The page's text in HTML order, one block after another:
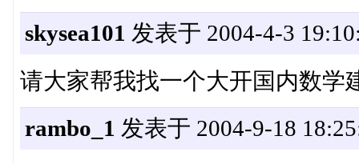
skysea101 发表于 2004-4-3
请大家帮我找一个大开国内数学
rambo_1 发表于 2004-9-18